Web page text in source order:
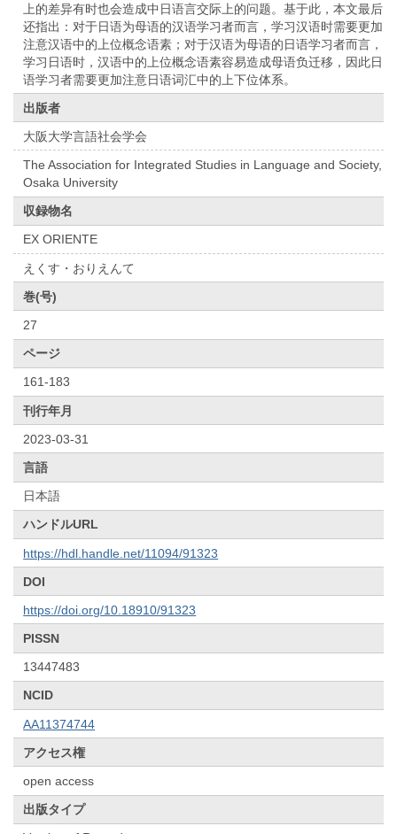
上的差异有时也会造成中日语言交际上的问题。基于此，本文最后
还指出：对于日语为母语的汉语学习者而言，学习汉语时需要更加
注意汉语中的上位概念语素；对于汉语为母语的日语学习者而言，
学习日语时，汉语中的上位概念语素容易造成母语负迁移，因此日
语学习者需要更加注意日语词汇中的上下位体系。
出版者
大阪大学言語社会学会
The Association for Integrated Studies in Language and Society,
Osaka University
収録物名
EX ORIENTE
えくす・おりえんて
巻(号)
27
ページ
161-183
刊行年月
2023-03-31
言語
日本語
ハンドルURL
https://hdl.handle.net/11094/91323
DOI
https://doi.org/10.18910/91323
PISSN
13447483
NCID
AA11374744
アクセス権
open access
出版タイプ